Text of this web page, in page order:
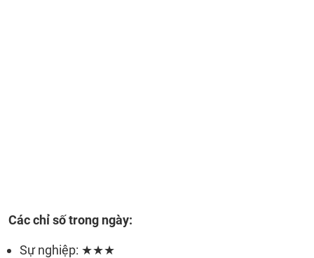
Các chỉ số trong ngày:
Sự nghiệp: ★★★